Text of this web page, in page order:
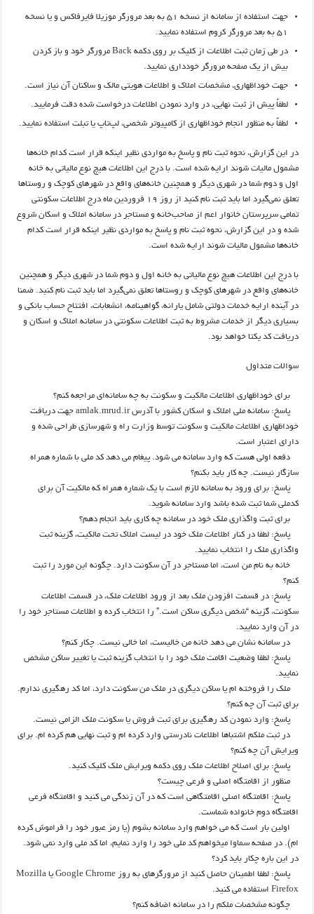
جهت استفاده از سامانه از نسخه ۵۱ به بعد مرورگر موزیلا فایرفاکس و یا نسخه
۵۱ به بعد مرورگر کروم استفاده نمایید.
در طی زمان ثبت اطلاعات از کلیک بر روی دکمه Back مرورگر خود و باز کردن
بیش از یک صفحه مرورگر خودداری نمایید.
جهت خوداظهاری، مشخصات املاک و اطلاعات هویتی مالک و ساکنان آن نیاز است.
لطفاً پیش از ثبت نهایی، در وارد نمودن اطلاعات درخواست شده دقت فرمایید.
لطفاً به منظور انجام خوداظهاری از کامپیوتر شخصی، لپ‌تاپ یا تبلت استفاده نمایید.
در این گزارش، نحوه ثبت نام و پاسخ به مواردی نظیر اینکه قرار است کدام خانه‌ها
مشمول مالیات شوند ارایه شده است. با درج این اطلاعات هیچ نوع مالیاتی به خانه
اول و دوم شما در شهری دیگر و همچنین خانه‌های واقع در شهرهای کوچک و روستاها
تعلق نمی‌گیرد اما باید ثبت نام کنید از روز ۱۹ فروردین ماه درج اطلاعات سکونتی
تمامی سرپرستان خانوار اعم از صاحب‌خانه و مستاجر در سامانه املاک و اسکان شروع
شده و در این گزارش، نحوه ثبت نام و پاسخ به مواردی نظیر اینکه قرار است کدام
خانه‌ها مشمول مالیات شوند ارایه شده است.
با درج این اطلاعات هیچ نوع مالیاتی به خانه اول و دوم شما در شهری دیگر و همچنین
خانه‌های واقع در شهرهای کوچک و روستاها تعلق نمی‌گیرد اما باید ثبت نام کنید. ضمنا
در آینده ارایه خدمات دولتی شامل یارانه، گواهینامه، انشعابات، افتتاح حساب بانکی و
بسیاری دیگر از خدمات مشروط به ثبت اطلاعات سکونتی در سامانه املاک و اسکان و
دریافت کد یکتا خواهد بود.
سوالات متداول
برای خوداظهاری اطلاعات مالکیت و سکونت به چه سامانه‌ای مراجعه کنم؟
پاسخ: سامانه ملی املاک و اسکان کشور با آدرس amlak.mrud.ir جهت دریافت
خوداظهاری اطلاعات مالکیت و سکونت توسط وزارت راه و شهرسازی طراحی شده و
دارای اعتبار است.
دفعه اولی هست که وارد سامانه می شود. پیغام می دهد کد ملی با شماره همراه
سازگار نیست. چه کار باید بکنم؟
پاسخ: برای ورود به سامانه لازم است با یک شماره همراه که مالکیت آن برای
کدملی شما ثبت شده باشد وارد سامانه شوید.
برای ثبت واگذاری ملک خود در سامانه چه کاری باید انجام دهم؟
پاسخ: لطفا در کنار اطلاعات ملک خود در لیست املاک تحت مالکیت، گزینه ثبت
واگذاری ملک را انتخاب نمایید.
خانه به نام من است، اما مستاجر در آن سکونت دارد. چگونه این مورد را ثبت
کنم؟
پاسخ: در قسمت افزودن ملک بعد از ورود اطلاعات ملک، در قسمت اطلاعات
سکونت، گزینه “شخص دیگری ساکن است.” را انتخاب کرده و اطلاعات مستاجر خود را
در آن وارد نمایید.
در سامانه نشان می دهد خانه من خالیست، اما خالی نیست. چکار کنم؟
پاسخ: لطفا وضعیت اقامت ملک خود را با انتخاب گزینه ثبت یا تغییر ساکن مشخص
نمایید.
ملک را فروخته ام یا ساکن دیگری در ملک من سکونت دارد، اما کد رهگیری ندارم.
برای ثبت آن چه کنم؟
پاسخ: وارد نمودن کد رهگیری برای ثبت فروش یا سکونت ملک الزامی نیست.
در ثبت ملکم اشتباها اطلاعات نادرستی وارد کرده ام و ثبت نهایی هم کرده ام. برای
ویرایش آن چه کنم؟
پاسخ: برای اصلاح اطلاعات ملک روی دکمه ویرایش ملک کلیک کنید.
منظور از اقامتگاه اصلی و فرعی چیست؟
پاسخ: اقامتگاه اصلی اقامتگاهی است که در آن زندگی می کنید و اقامتگاه فرعی
اقامتگاه دوم خانواده شماست.
اولین بار است که می خواهم وارد سامانه بشوم (یا رمز عبور خود را فراموش کرده
ام). در صفحه سماوا میخواهم کد ملی خود را وارد نمایم، اما کد ملی وارد نمی شود.
در این باره چکار باید کرد؟
پاسخ: لطفا اطمینان حاصل کنید از مرورگرهای به روز Google Chrome یا Mozilla
Firefox استفاده می کنید.
چگونه مشخصات ملکم را در سامانه اضافه کنم؟